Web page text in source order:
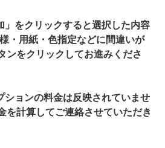
をクリックすると選択した内容
・用紙・色指定などに間違いが
ンをクリックしてお進みくださ
ョンの料金は反映されていませ
を計算してご連絡させていただき